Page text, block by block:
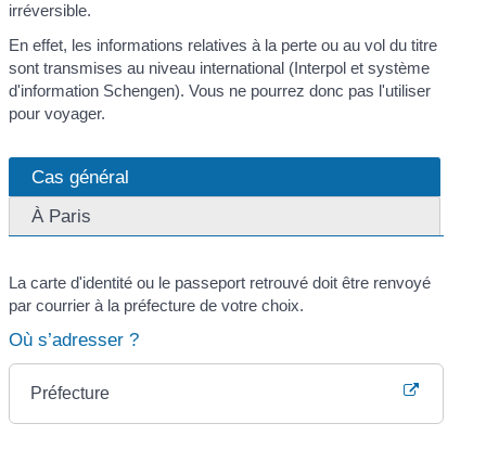
irréversible.
En effet, les informations relatives à la perte ou au vol du titre
sont transmises au niveau international (Interpol et système
d'information Schengen). Vous ne pourrez donc pas l'utiliser
pour voyager.
Cas général
À Paris
La carte d'identité ou le passeport retrouvé doit être renvoyé
par courrier à la préfecture de votre choix.
Où s’adresser ?
Préfecture